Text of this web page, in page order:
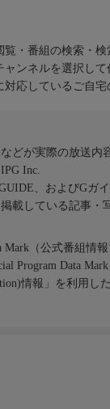
覧・番組の検索・
ャンネルを選択して
対応しているご自宅
どが実際の放送内
Inc.
、およびGガ
載している記事・
Mark（公式番組情報
Program Data
情報」を利用